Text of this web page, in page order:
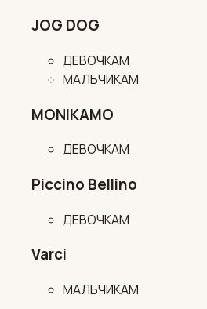
JOG DOG
ДЕВОЧКАМ
МАЛЬЧИКАМ
MONIKAMO
ДЕВОЧКАМ
Piccino Bellino
ДЕВОЧКАМ
Varci
МАЛЬЧИКАМ